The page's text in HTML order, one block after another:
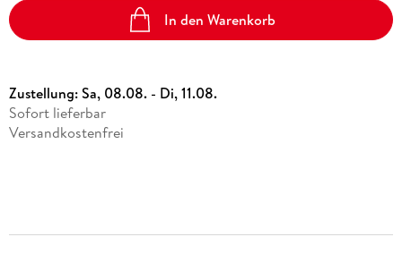
In den Warenkorb
Zustellung:Sa, 08.08. - Di, 11.08.
Sofort lieferbar
Versandkostenfrei